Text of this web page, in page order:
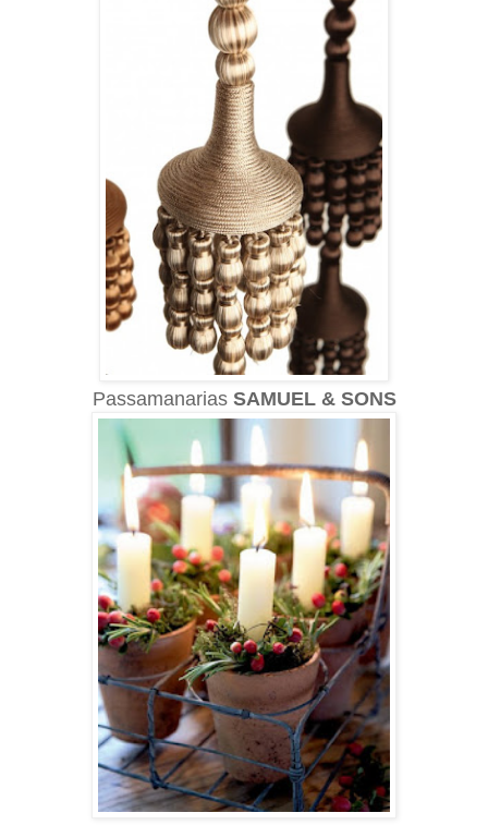
Passamanarias SAMUEL & SONS